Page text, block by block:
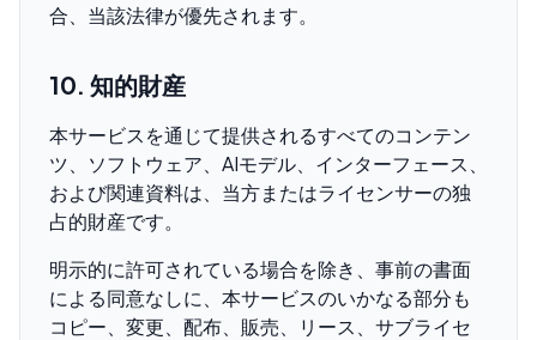
合、当該法律が優先されます。
10. 知的財産
本サービスを通じて提供されるすべてのコンテン
ツ、ソフトウェア、AIモデル、インターフェース、
および関連資料は、当方またはライセンサーの独
占的財産です。
明示的に許可されている場合を除き、事前の書面
による同意なしに、本サービスのいかなる部分も
コピー、変更、配布、販売、リース、サブライセ